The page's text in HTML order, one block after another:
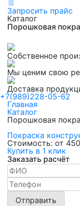
Запросить прайс
Каталог
Порошковая
Собственное
Мы ценим свою
Доставка
+7(989)228-05-62
Главная
Каталог
Порошковая
Покраска
Стоимость: от
Купить в 1 клик
Заказать расчёт
Отправить